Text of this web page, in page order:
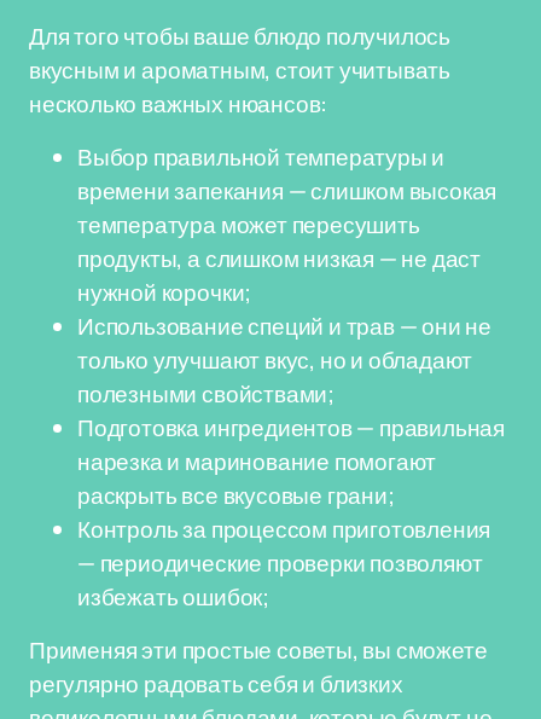
Для того чтобы ваше блюдо получилось
вкусным и ароматным, стоит учитывать
несколько важных нюансов:
Выбор правильной температуры и
времени запекания — слишком высокая
температура может пересушить
продукты, а слишком низкая — не даст
нужной корочки;
Использование специй и трав — они не
только улучшают вкус, но и обладают
полезными свойствами;
Подготовка ингредиентов — правильная
нарезка и маринование помогают
раскрыть все вкусовые грани;
Контроль за процессом приготовления
— периодические проверки позволяют
избежать ошибок;
Применяя эти простые советы, вы сможете
регулярно радовать себя и близких